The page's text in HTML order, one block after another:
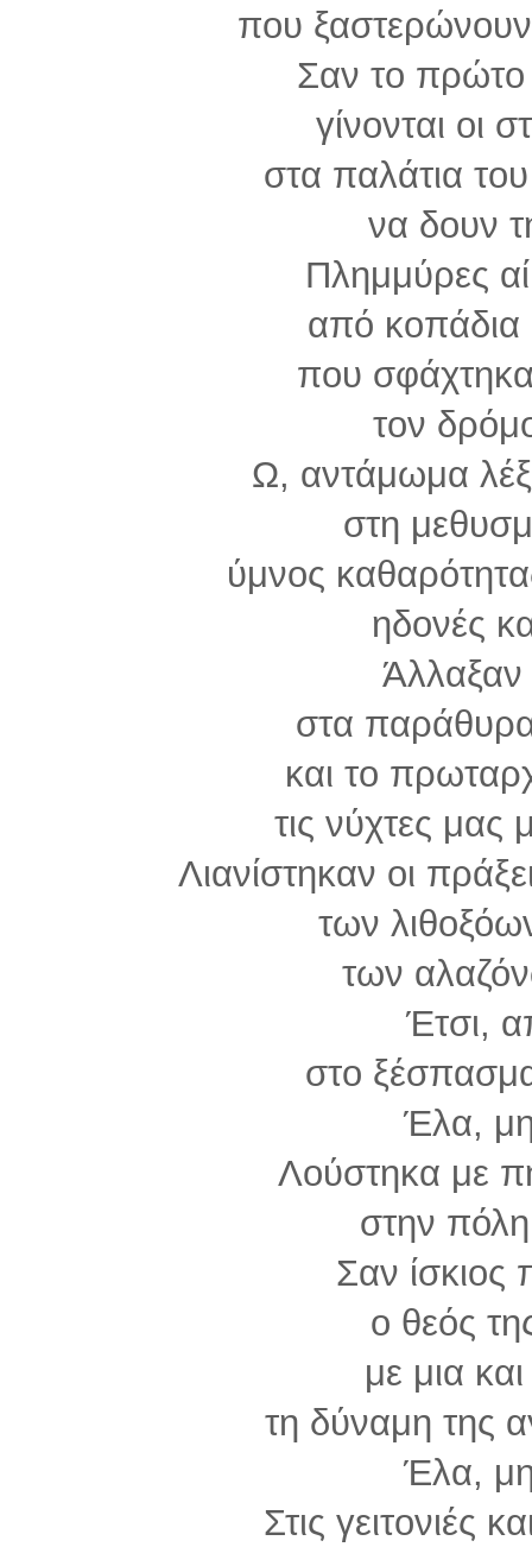
που
Σαν το
γίνονται οι
στα παλάτια
να δουν
Πλημμύρες
από
που
τον
Ω, αντάμωμα
στη
ύμνος
ηδονές
στα
και το
τις νύχτες μας
Λιανίστηκαν οι
των
των
Έτσι,
στο
Έλα,
Λούστηκα με
στην
Σαν ίσκιος
ο θεός
με μια
τη δύναμη της
Έλα,
Στις γειτονιές